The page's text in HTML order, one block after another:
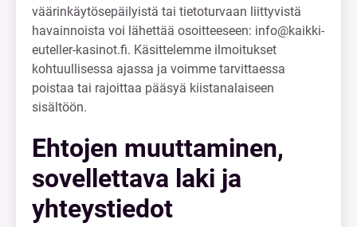
väärinkäytösepäilyistä tai tietoturvaan liittyvistä
havainnoista voi lähettää osoitteeseen: info@kaikki-
euteller-kasinot.fi. Käsittelemme ilmoitukset
kohtuullisessa ajassa ja voimme tarvittaessa
poistaa tai rajoittaa pääsyä kiistanalaiseen
sisältöön.
Ehtojen muuttaminen,
sovellettava laki ja
yhteystiedot